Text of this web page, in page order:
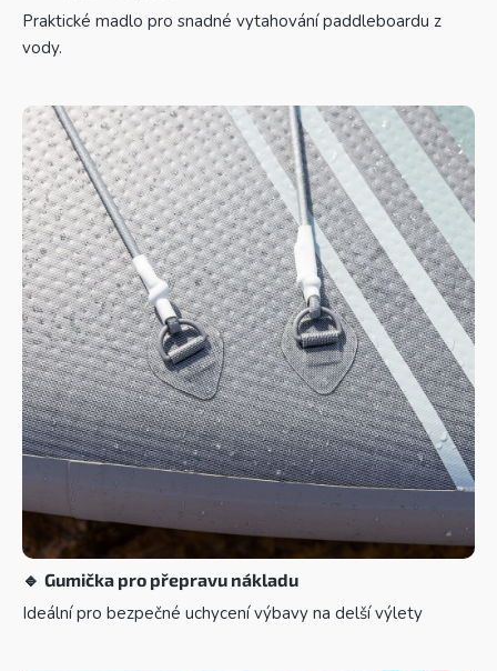
Praktické madlo pro snadné vytahování paddleboardu z
vody.
🔹 Gumička pro přepravu nákladu
Ideální pro bezpečné uchycení výbavy na delší výlety